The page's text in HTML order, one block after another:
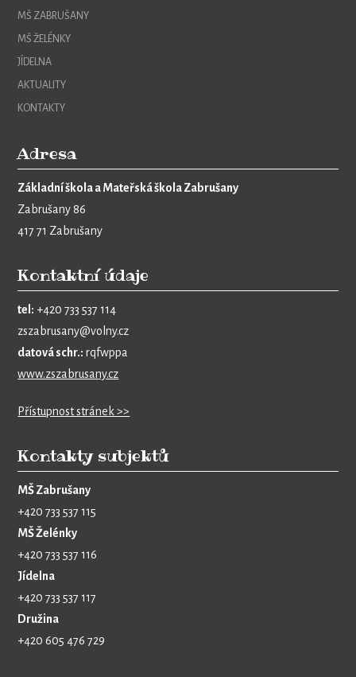
MŠ ZABRUŠANY
MŠ ŽELÉNKY
JÍDELNA
AKTUALITY
KONTAKTY
Adresa
Základní škola a Mateřská škola Zabrušany
Zabrušany 86
417 71 Zabrušany
Kontaktní údaje
tel: +420 733 537 114
zszabrusany@volny.cz
datová schr.: rqfwppa
www.zszabrusany.cz
Přístupnost stránek >>
Kontakty subjektů
MŠ Zabrušany
+420 733 537 115
MŠ Želénky
+420 733 537 116
Jídelna
+420 733 537 117
Družina
+420 605 476 729